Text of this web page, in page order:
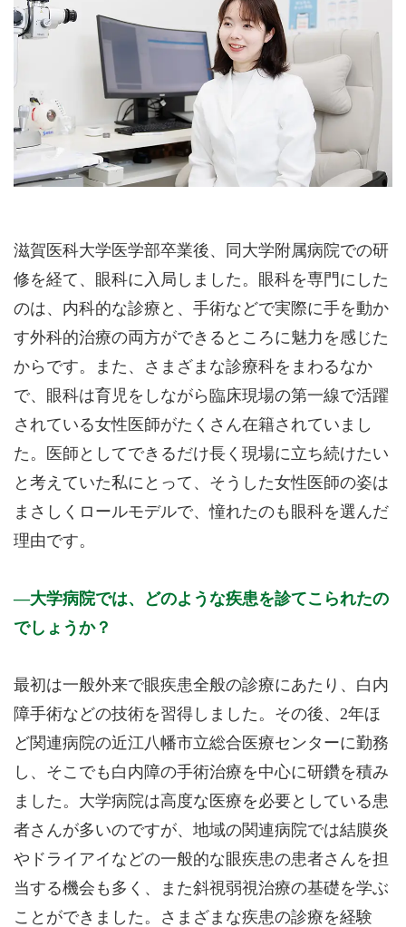
滋賀医科大学医学部卒業後、同大学附属病院での研
修を経て、眼科に入局しました。眼科を専門にした
のは、内科的な診療と、手術などで実際に手を動か
す外科的治療の両方ができるところに魅力を感じた
からです。また、さまざまな診療科をまわるなか
で、眼科は育児をしながら臨床現場の第一線で活躍
されている女性医師がたくさん在籍されていまし
た。医師としてできるだけ長く現場に立ち続けたい
と考えていた私にとって、そうした女性医師の姿は
まさしくロールモデルで、憧れたのも眼科を選んだ
理由です。
大学病院では、どのような疾患を診てこられたの
でしょうか？
最初は一般外来で眼疾患全般の診療にあたり、白内
障手術などの技術を習得しました。その後、2年ほ
ど関連病院の近江八幡市立総合医療センターに勤務
し、そこでも白内障の手術治療を中心に研鑽を積み
ました。大学病院は高度な医療を必要としている患
者さんが多いのですが、地域の関連病院では結膜炎
やドライアイなどの一般的な眼疾患の患者さんを担
当する機会も多く、また斜視弱視治療の基礎を学ぶ
ことができました。さまざまな疾患の診療を経験